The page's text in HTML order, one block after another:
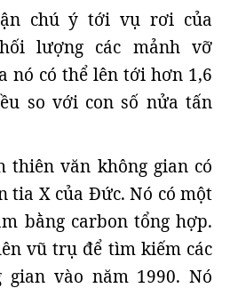
chú ý tới vụ rơi của
lượng các mảnh vỡ
nó có thể lên tới hơn 1,6
so với con số nửa tấn
thiên văn không gian có
tia X của Đức. Nó có một
bằng carbon tổng hợp.
vũ trụ để tìm kiếm các
vào năm 1990. Nó